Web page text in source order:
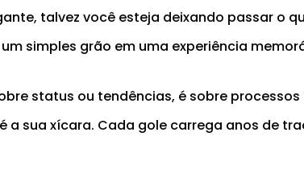
talvez você esteja deixando passar o
simples grão em uma experiência
status ou tendências, é sobre
a sua xícara. Cada gole carrega anos de